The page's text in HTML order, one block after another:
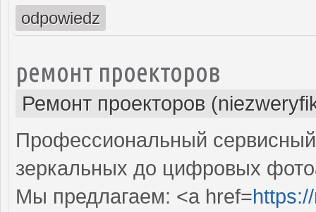
odpowiedz
ремонт проекторов
Ремонт проекторов
Профессиональный
зеркальных до цифровых
Мы предлагаем: <a href=